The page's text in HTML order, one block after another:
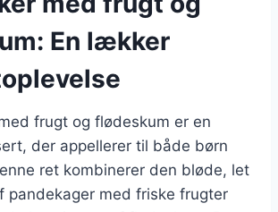
En lækker
frugt og flødeskum er en
der appellerer til både børn
ret kombinerer den bløde, let
pandekager med friske frugter